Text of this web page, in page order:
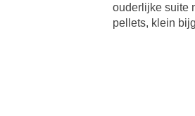
ouderlijke suite
pellets, klein